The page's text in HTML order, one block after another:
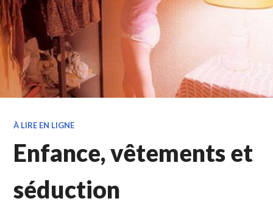
À LIRE EN LIGNE
Enfance, vêtements et
séduction